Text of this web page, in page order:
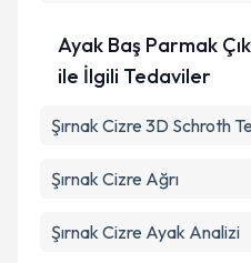
Ayak Baş Parmak
ile İlgili Tedaviler
Şırnak Cizre 3D Schroth
Şırnak Cizre Ağrı
Şırnak Cizre Ayak Analizi